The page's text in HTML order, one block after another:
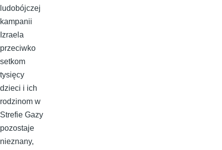
ludobójczej
kampanii
Izraela
przeciwko
setkom
tysięcy
dzieci i ich
rodzinom w
Strefie Gazy
pozostaje
nieznany,